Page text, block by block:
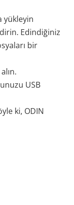
yükleyin
Edindiğiniz
bir
USB
ki, ODIN